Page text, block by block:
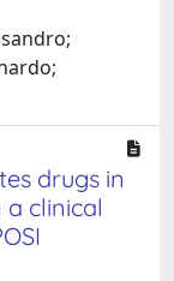
drugs in
clinical